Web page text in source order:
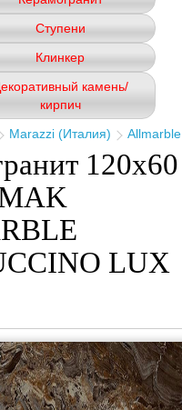
Ступени
Клинкер
камень/
кирпич
Marazzi (Италия) Allmarble
120x60
LUX